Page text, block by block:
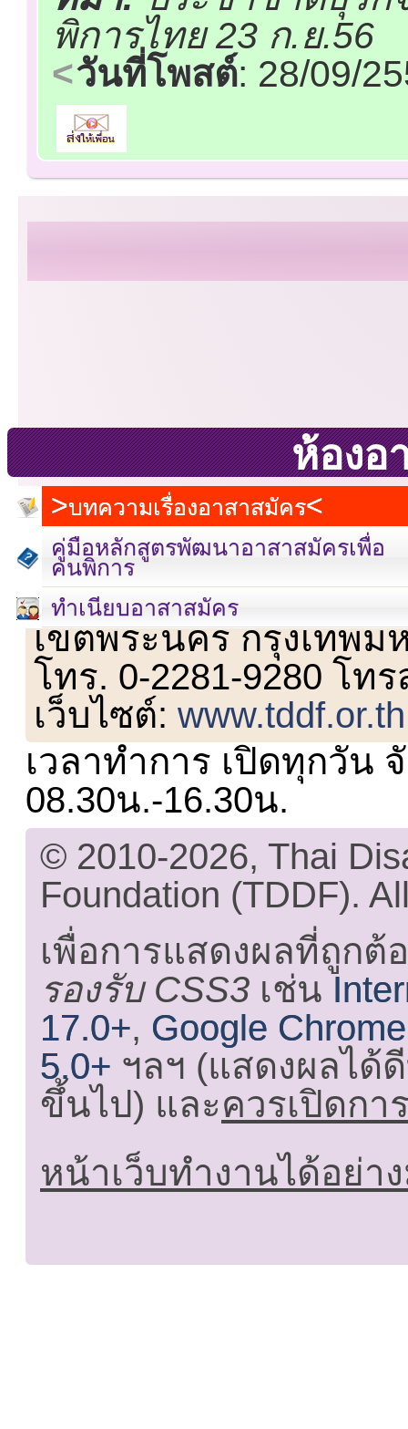
พิการไทย 23 ก.ย.56
วันที่โพสต์: 28/09/
ห้องอ
บทความเรื่องอาสาสมัคร
คู่มือหลักสูตรพัฒนาอาสาสมัครเพื่อ
คนพิการ
ทำเนียบอาสาสมัคร
เลขที่ 23 ชั้น 2 ถนนวิ
เขตพระนคร กรุงเทพม
โทร. 0-2281-9280 โท
เว็บไซต์:www.tddf.or.th
เวลาทำการ เปิดทุกวัน
08.30น.-16.30น.
© 2010-2026, Thai
Foundation (TDDF).
เพื่อการแสดงผลที่ถูกต้
รองรับ CSS3 เช่น
17.0+, Google
5.0+ ฯลฯ (แสดงผลได้
ขึ้นไป) และควรเปิดกา
หน้าเว็บทำงานได้อย่า